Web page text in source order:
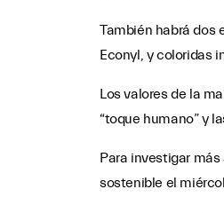
También habrá dos
Econyl, y coloridas
Los valores de la
“toque humano” y
Para investigar
sostenible el